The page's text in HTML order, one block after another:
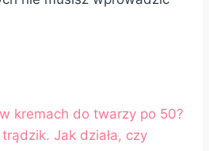
kremach do twarzy po 50?
Jak działa, czy